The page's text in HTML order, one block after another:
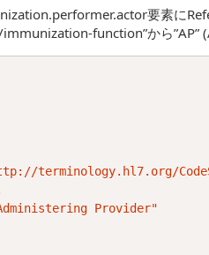
要素に
function”から”AP”
terminology.hl7.org/
Provider"